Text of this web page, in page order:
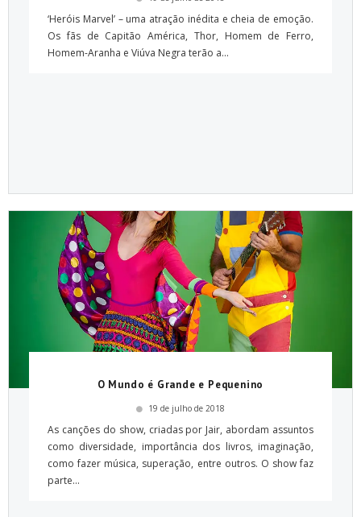
‘Heróis Marvel’ – uma atração inédita e cheia de emoção.
Os fãs de Capitão América, Thor, Homem de Ferro,
Homem-Aranha e Viúva Negra terão a...
O Mundo é Grande e Pequenino
19 de julho de 2018
As canções do show, criadas por Jair, abordam assuntos
como diversidade, importância dos livros, imaginação,
como fazer música, superação, entre outros. O show faz
parte...